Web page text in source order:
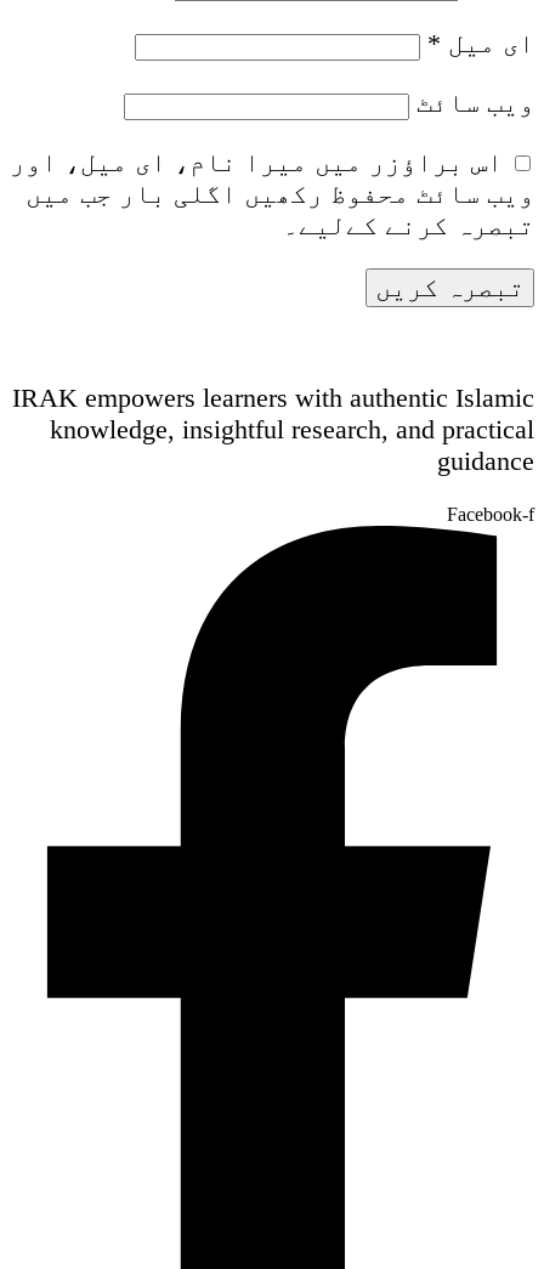
ای میل *
ویب‌ سائٹ
اس براؤزر میں میرا نام، ای میل، اور
ویب سائٹ محفوظ رکھیں اگلی بار جب میں
تبصرہ کرنے کےلیے۔
IRAK empowers learners with authentic Islamic
knowledge, insightful research, and practical
guidance
Facebook-f